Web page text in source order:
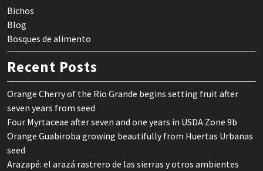
Bichos
Blog
Bosques de alimento
Recent Posts
Orange Cherry of the Rio Grande begins setting fruit after
seven years from seed
Four Myrtaceae after seven and one years in USDA Zone 9b
Orange Guabiroba growing beautifully from Huertas Urbanas
seed
Arazapé: el arazá rastrero de las sierras y otros ambientes